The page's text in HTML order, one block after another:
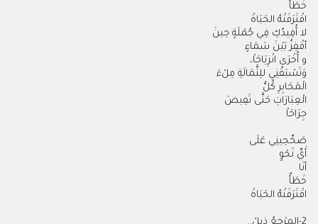
خَطَأٌ
اقْتَرَفَتْهُ الحَيَاةْ
لا أُفِيدُكِ فِي جُمْلَةٍ حِينَ
أقْفِزُ بَيْنَ سَمَاءٍ
و أُخْرَى انْزِيَاحَاْ،
وَتَسْبَقُنِي للِثَّمَالَةِ مِلْءَ
الْمَحَابِرِ كُلُّ
الْعِبَارَاتِ حَتَّى تَفِيضَ
جِرَاحَاْ
صَحِّحِينِي عَلَى
أَيِّ نَحْوٍ
أنَا
خَطَأٌ
اقْتَرَفَتْهُ الحَيَاةْ
2- المرْجِعُ ذيلْ..